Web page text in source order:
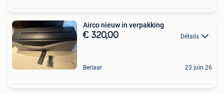
Airco nieuw in verpakking
€ 320,00 Détails
Berlaar 23 juin 26